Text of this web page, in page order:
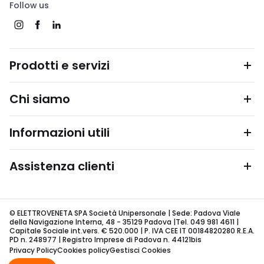
Follow us
Prodotti e servizi
Chi siamo
Informazioni utili
Assistenza clienti
© ELETTROVENETA SPA Società Unipersonale | Sede: Padova Viale
della Navigazione Interna, 48 - 35129 Padova |Tel. 049 981 4611 |
Capitale Sociale int.vers. € 520.000 | P. IVA CEE IT 00184820280 R.E.A.
PD n. 248977 | Registro Imprese di Padova n. 44121bis
Privacy PolicyCookies policyGestisci Cookies